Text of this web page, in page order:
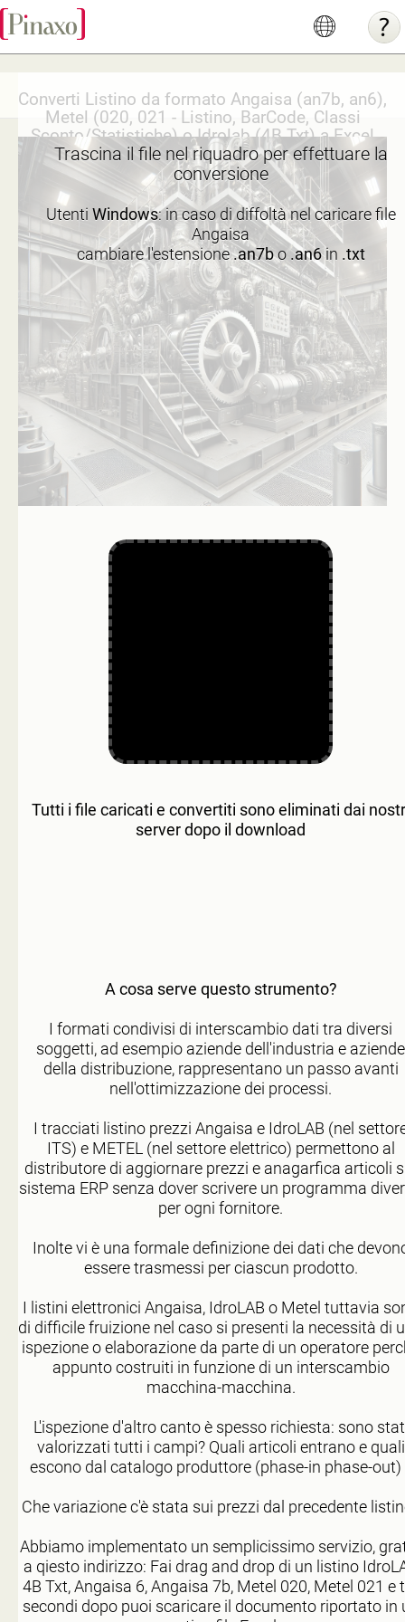
Converti Listino da formato Angaisa (an7b, an6),
Metel (020, 021 - Listino, BarCode, Classi
Sconto/Statistiche) o Idrolab (4B Txt) a Excel
Trascina il file nel riquadro per effettuare la
conversione
Utenti Windows: in caso di diffoltà nel caricare file
Angaisa
cambiare l'estensione.an7bo.an6in .txt
Tutti i file caricati e convertiti sono eliminati dai
server dopo il download
A cosa serve questo strumento?
I formati condivisi di interscambio dati tra diversi
soggetti, ad esempio aziende dell'industria e aziende
della distribuzione, rappresentano un passo avanti
nell'ottimizzazione dei processi.
I tracciati listino prezzi Angaisa e IdroLAB (nel
ITS) e METEL (nel settore elettrico) permettono al
distributore di aggiornare prezzi e anagarfica articoli
sistema ERP senza dover scrivere un programma
per ogni fornitore.
Inolte vi è una formale definizione dei dati che
essere trasmessi per ciascun prodotto.
I listini elettronici Angaisa, IdroLAB o Metel tuttavia
di difficile fruizione nel caso si presenti la necessità di
ispezione o elaborazione da parte di un operatore
appunto costruiti in funzione di un interscambio
macchina-macchina.
L'ispezione d'altro canto è spesso richiesta: sono
valorizzati tutti i campi? Quali articoli entrano e quali
escono dal catalogo produttore (phase-in phase-out)
Che variazione c'è stata sui prezzi dal precedente
Abbiamo implementato un semplicissimo servizio,
a qiesto indirizzo: Fai drag and drop di un listino
4B Txt, Angaisa 6, Angaisa 7b, Metel 020, Metel 021 e
secondi dopo puoi scaricare il documento riportato in